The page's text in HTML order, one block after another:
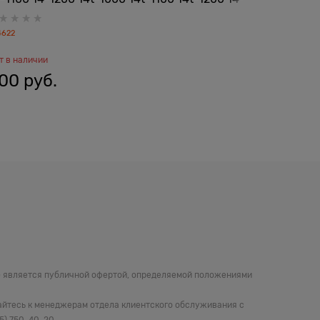
3pin 608837-001 608378-001 657529-001
в наличии
руб.
публичной офертой, определяемой положениями
к менеджерам отдела клиентского обслуживания с